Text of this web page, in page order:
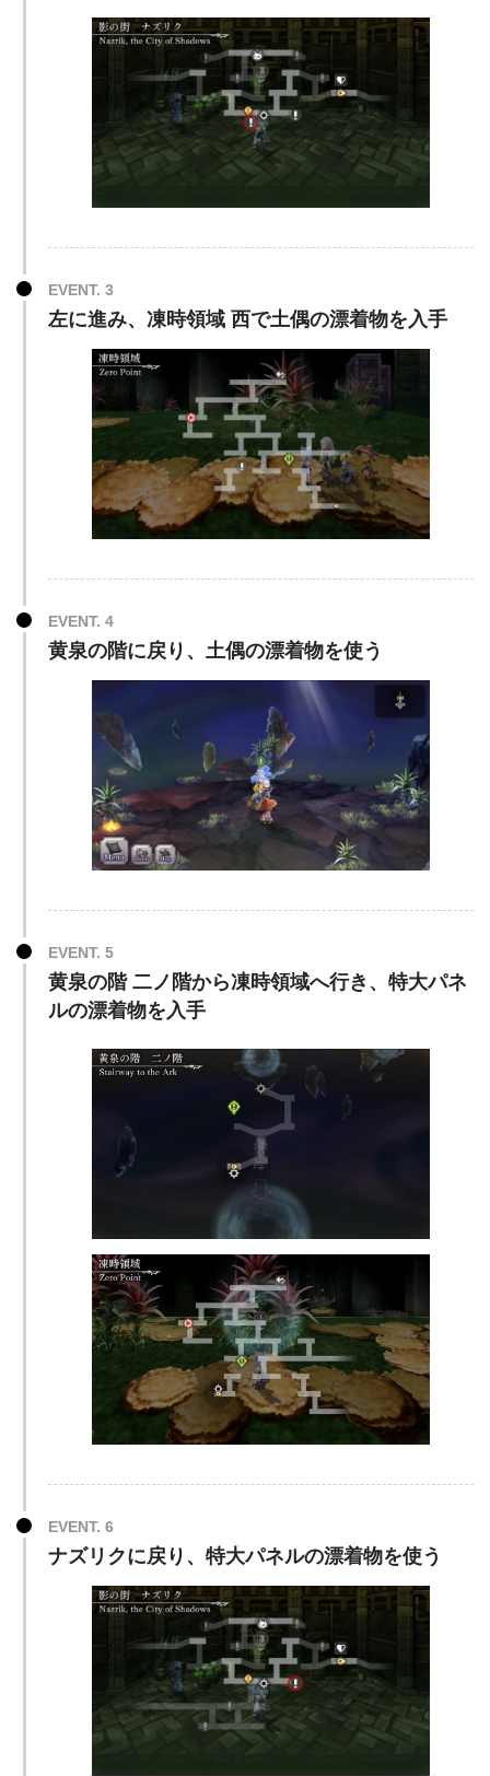
EVENT. 3
左に進み、凍時領域 西で土偶の漂着物を入手
EVENT. 4
黄泉の階に戻り、土偶の漂着物を使う
EVENT. 5
黄泉の階 二ノ階から凍時領域へ行き、特大パネ
ルの漂着物を入手
EVENT. 6
ナズリクに戻り、特大パネルの漂着物を使う